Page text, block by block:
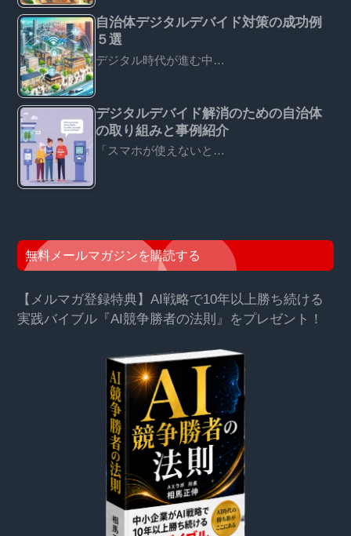
自治体デジタルデバイド対策の成功例
５選
デジタル時代が進む中…
デジタルデバイド解消のための自治体
の取り組みと事例紹介
「スマホが使えないと…
無料メールマガジンを購読する
【メルマガ登録特典】AI戦略で10年以上勝ち続ける
実践バイブル『AI競争勝者の法則』をプレゼント！